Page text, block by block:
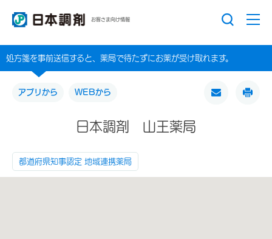
お客さま向け情報
処方箋を事前送信すると、薬局で待たずにお薬が受け取れます。
アプリから WEBから
日本調剤 山王薬局
都道府県知事認定 地域連携薬局